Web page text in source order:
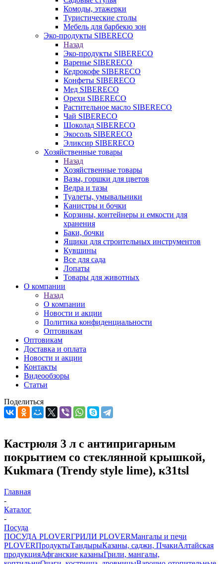
Комоды, этажерки
Туристические столы
Мебель для барбекю зон
Эко-продукты SIBERECO
Назад
Эко-продукты SIBERECO
Варенье SIBERECO
Кедрокофе SIBERECO
Конфеты SIBERECO
Мед SIBERECO
Орехи SIBERECO
Растительное масло SIBERECO
Чай SIBERECO
Шоколад SIBERECO
Экосоль SIBERECO
Эликсир SIBERECO
Хозяйственные товары
Назад
Хозяйственные товары
Вазы, горшки для цветов
Ведра и тазы
Туалеты, умывальники
Канистры и бочки
Корзины, контейнеры и емкости для
хранения
Баки, бочки
Ящики для строительных инструментов
Кувшины
Все для сада
Лопаты
Товары для животных
О компании
Назад
О компании
Новости и акции
Политика конфиденциальности
Оптовикам
Оптовикам
Доставка и оплата
Новости и акции
Контакты
Видеообзоры
Статьи
Поделиться
Кастрюля 3 л с антипригарным
покрытием со стеклянной крышкой,
Kukmara (Trendy style lime), к31tsl
Главная
-
Каталог
-
Посуда
ПОСУДА PLOVERГРИЛИ PLOVERМангалы и печи
PLOVERПродуктыТандырыКазаны, саджи, ПчакиАлтайская
продукцияАфганские казаныГрили, мангалы,